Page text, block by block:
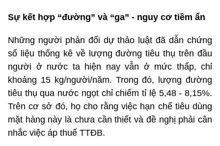
Sự kết hợp “đường” và “ga” - nguy cơ tiềm ẩn
Những người phản đối dự thảo luật đã dẫn chứng
số liệu thống kê về lượng đường tiêu thụ trên đầu
người ở nước ta hiện nay vẫn ở mức thấp, chỉ
khoảng 15 kg/người/năm. Trong đó, lượng đường
tiêu thụ qua nước ngọt chỉ chiếm tỉ lệ 5,48 - 8,15%.
Trên cơ sở đó, họ cho rằng việc hạn chế tiêu dùng
mặt hàng này là chưa cần thiết và đề nghị phải cân
nhắc việc áp thuế TTĐB.